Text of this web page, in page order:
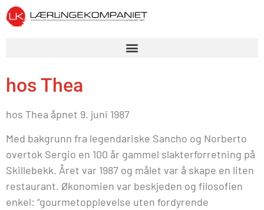
hos Thea
hos Thea åpnet 9. juni 1987
Med bakgrunn fra legendariske Sancho og Norberto
overtok Sergio en 100 år gammel slakterforretning på
Skillebekk. Året var 1987 og målet var å skape en liten
restaurant. Økonomien var beskjeden og filosofien
enkel: “gourmetopplevelse uten fordyrende